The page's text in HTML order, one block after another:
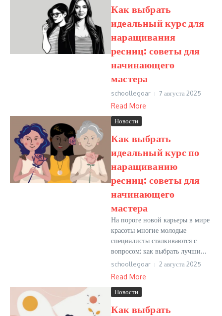
Как выбрать
идеальный курс для
наращивания
ресниц: советы для
начинающего
мастера
schoollegoar 7 августа 2025
Read More
Новости
Как выбрать
идеальный курс по
наращиванию
ресниц: советы для
начинающего
мастера
На пороге новой карьеры в мире
красоты многие молодые
специалисты сталкиваются с
вопросом: как выбрать лучши...
schoollegoar 2 августа 2025
Read More
Новости
Как выбрать